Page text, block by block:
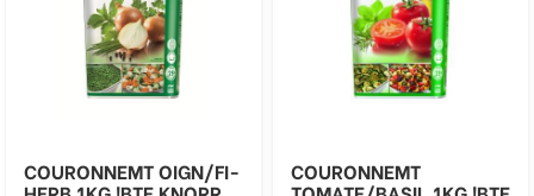
COURONNEMT OIGN/FI- COURONNEMT